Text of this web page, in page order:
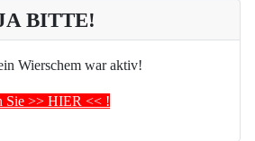
BITTE!
Wierschem war aktiv!
Sie >> HIER << !